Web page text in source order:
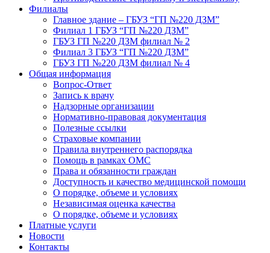
Филиалы
Главное здание – ГБУЗ “ГП №220 ДЗМ”
Филиал 1 ГБУЗ “ГП №220 ДЗМ”
ГБУЗ ГП №220 ДЗМ филиал № 2
Филиал 3 ГБУЗ “ГП №220 ДЗМ”
ГБУЗ ГП №220 ДЗМ филиал № 4
Общая информация
Вопрос-Ответ
Запись к врачу
Надзорные организации
Нормативно-правовая документация
Полезные ссылки
Страховые компании
Правила внутреннего распорядка
Помощь в рамках ОМС
Права и обязанности граждан
Доступность и качество медицинской помощи
О порядке, объеме и условиях
Независимая оценка качества
О порядке, объеме и условиях
Платные услуги
Новости
Контакты